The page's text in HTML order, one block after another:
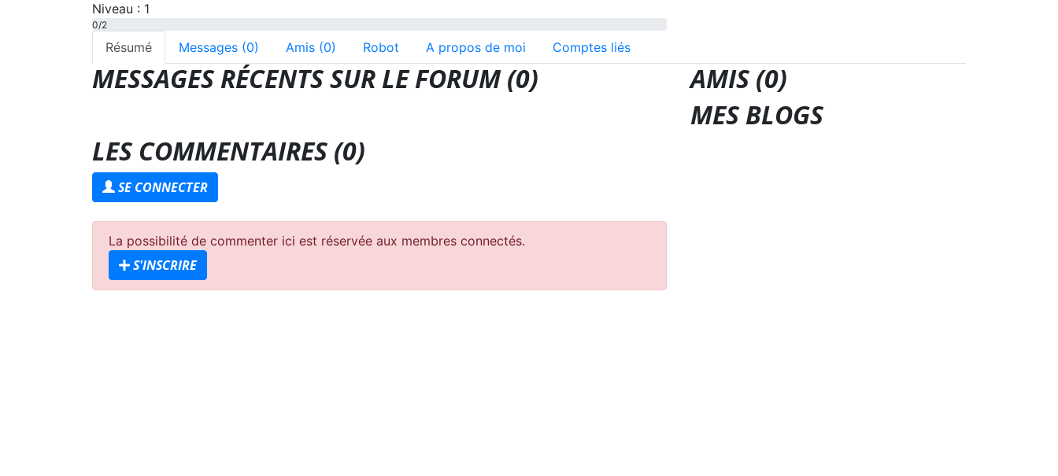
Niveau : 1
0/2
Résumé Messages (0) Amis (0) Robot A propos de moi Comptes liés
MESSAGES RÉCENTS SUR LE FORUM (0)
AMIS (0)
MES BLOGS
LES COMMENTAIRES (0)
SE CONNECTER
La possibilité de commenter ici est réservée aux membres connectés.
S'INSCRIRE